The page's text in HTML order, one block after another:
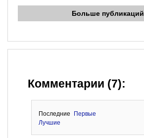
Больше публикаций
Комментарии (7):
Последние
Первые
Лучшие